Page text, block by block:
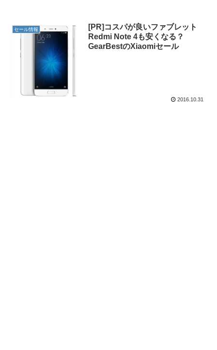
セール情報
[PR]コスパが良いファブレット
Redmi Note 4も安くなる？
GearBestのXiaomiセール
2016.10.31